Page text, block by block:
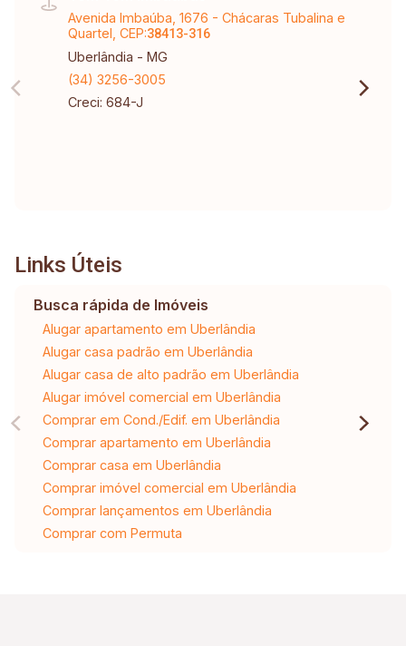
Avenida Imbaúba, 1676 - Chácaras Tubalina e
Quartel, CEP:38413-316
Uberlândia - MG
(34) 3256-3005
Creci: 684-J
Links Úteis
Busca rápida de Imóveis
Alugar apartamento em Uberlândia
Alugar casa padrão em Uberlândia
Alugar casa de alto padrão em Uberlândia
Alugar imóvel comercial em Uberlândia
Comprar em Cond./Edif. em Uberlândia
Comprar apartamento em Uberlândia
Comprar casa em Uberlândia
Comprar imóvel comercial em Uberlândia
Comprar lançamentos em Uberlândia
Comprar com Permuta